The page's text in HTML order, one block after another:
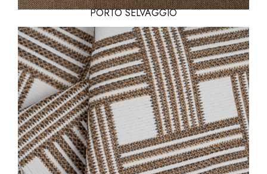
PORTO SELVAGGIO